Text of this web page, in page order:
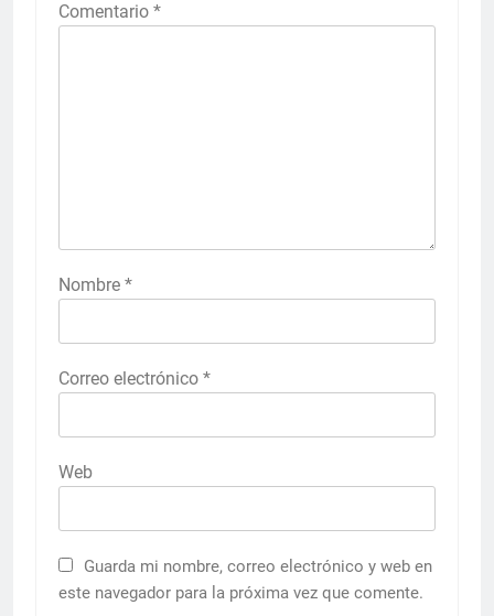
Comentario *
Nombre *
Correo electrónico *
Web
Guarda mi nombre, correo electrónico y web en
este navegador para la próxima vez que comente.